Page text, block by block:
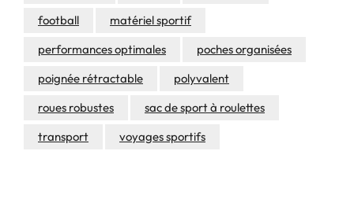
football
matériel sportif
performances optimales
poches organisées
poignée rétractable
polyvalent
roues robustes
sac de sport à roulettes
transport
voyages sportifs